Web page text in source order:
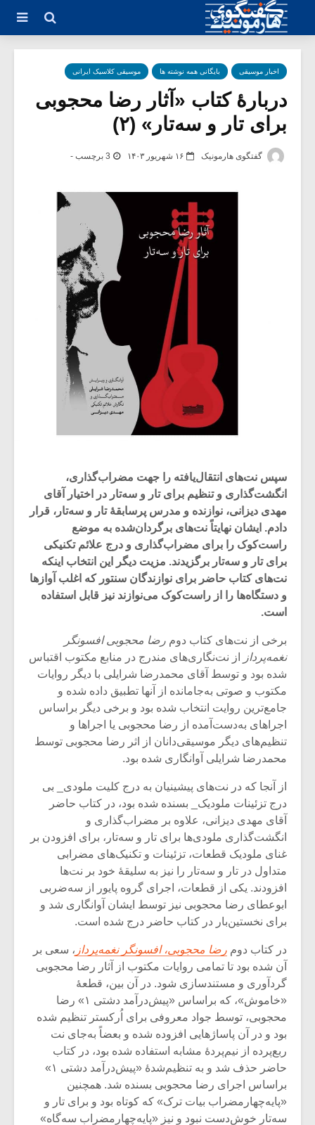
اخبار موسیقی بایگانی همه نوشته ها موسیقی کلاسیک ایرانی
دربارۀ کتاب «آثار رضا محجوبی
برای تار و سه‌تار» (۲)
گفتگوی هارمونیک ۱۶ شهریور ۱۴۰۳ 3 برچسب -
سپس نت‌های انتقال‌یافته را جهت مضراب‌گذاری،
انگشت‌گذاری و تنظیم برای تار و سه‌تار در اختیار آقای
مهدی دیزانی، نوازنده و مدرس پرسابقۀ تار و سه‌تار، قرار
دادم. ایشان نهایتاً نت‌های برگردان‌شده به موضع
راست‌کوک را برای مضراب‌گذاری و درج علائم تکنیکی
برای تار و سه‌تار برگزیدند. مزیت دیگر این انتخاب اینکه
نت‌های کتاب حاضر برای نوازندگان سنتور که اغلب آوازها
و دستگاه‌ها را از راست‌کوک می‌نوازند نیز قابل استفاده
است.
برخی از نت‌های کتاب دوم رضا محجوبی افسونگر
نغمه‌پرداز
از نت‌نگاری‌‌های مندرج در منابع مکتوب اقتباس
شده بود و توسط آقای محمدرضا شرایلی با دیگر روایات
مکتوب و صوتی به‌جامانده از آنها تطبیق داده شده و
جامع‌ترین روایت انتخاب شده بود و برخی دیگر براساس
اجراهای به‌دست‌آمده از رضا محجوبی یا اجراها و
تنظیم‌های دیگر موسیقی‌دانان از اثر رضا محجوبی ‌توسط
محمدرضا شرایلی آوانگاری شده بود.
از آنجا که در نت‌های پیشینیان به درج کلیت ملودی_ بی
درج تزئینات ملودیک_ بسنده شده بود، در کتاب حاضر
آقای مهدی دیزانی، علاوه بر مضراب‌گذاری و
انگشت‌گذاری ملودی‌ها برای تار و سه‌تار، برای افزودن بر
غنای ملودیک قطعات، تزئینات و تکنیک‌های مضرابی
متداول در تار و سه‌تار را نیز به سلیقۀ خود بر نت‌ها
افزودند. یکی از قطعات، اجرای گروه‌ پایور از سه‌ضربی
ابوعطای رضا محجوبی نیز توسط ایشان آوانگاری شد و
برای نخستین‌بار در کتاب حاضر درج شده است.
در کتاب دوم رضا محجوبی،‌ افسونگر نغمه‌پرداز ، سعی بر
آن شده بود تا تمامی روایات مکتوب از آثار رضا محجوبی
گردآوری و مستندسازی شود. در آن بین، قطعۀ
«خاموش»، که براساس «پیش‌درآمد دشتی ۱» رضا
محجوبی، توسط جواد معروفی برای اُرکستر تنظیم شده
بود و در آن پاساژهایی افزوده شده و بعضاً به‌جای نت‌
ربع‌پرده از نیم‌پردۀ مشابه استفاده شده بود، در کتاب
حاضر حذف شد و به تنظیم‌شدۀ «پیش‌درآمد دشتی ۱»
براساس اجرای رضا محجوبی بسنده شد. همچنین
«پایه‌چهارمضراب بیات ترک» که کوتاه بود و برای تار و
سه‌تار خوش‌دست نبود و نیز «پایه‌چهارمضراب سه‌گاه»
میکلوش روژا
یادداشتی بر موسیقی
شیش و نیم»
اگر نمی توانی
مشهورترین باشی،
بدنام ترین باش